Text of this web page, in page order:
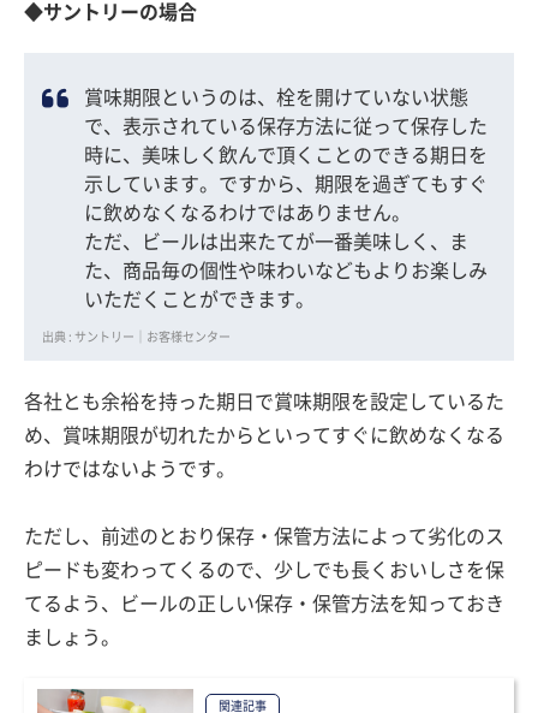
◆サントリーの場合
賞味期限というのは、栓を開けていない状態
で、表示されている保存方法に従って保存した
時に、美味しく飲んで頂くことのできる期日を
示しています。ですから、期限を過ぎてもすぐ
に飲めなくなるわけではありません。
ただ、ビールは出来たてが一番美味しく、ま
た、商品毎の個性や味わいなどもよりお楽しみ
いただくことができます。
出典 : サントリー｜お客様センター
各社とも余裕を持った期日で賞味期限を設定しているた
め、賞味期限が切れたからといってすぐに飲めなくなる
わけではないようです。
ただし、前述のとおり保存・保管方法によって劣化のス
ピードも変わってくるので、少しでも長くおいしさを保
てるよう、ビールの正しい保存・保管方法を知っておき
ましょう。
関連記事